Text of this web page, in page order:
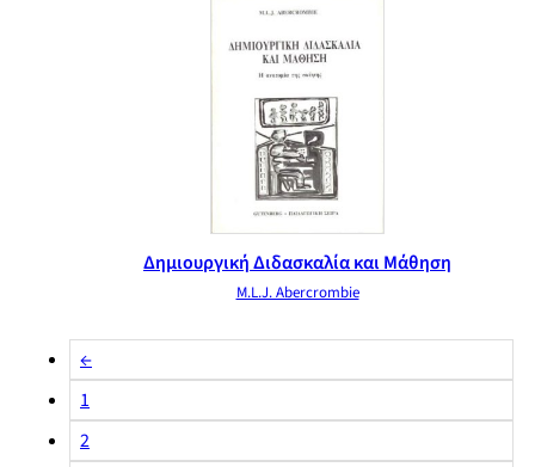
Δημιουργική Διδασκαλία και Μάθηση
M.L.J. Abercrombie
←
1
2